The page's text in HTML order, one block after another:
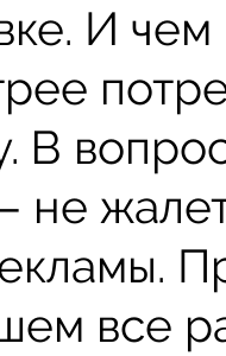
И чем
В
не
все